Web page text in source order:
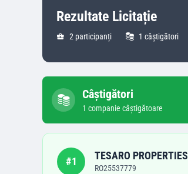
Rezultate Licitație
2 participanți 1 câștigători
Câștigători
1 companie câștigătoare
#1 TESARO PROPERTIES
RO25537779